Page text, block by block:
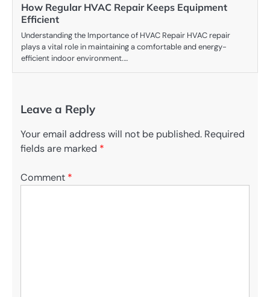
How Regular HVAC Repair Keeps Equipment
Efficient
Understanding the Importance of HVAC Repair HVAC repair
plays a vital role in maintaining a comfortable and energy-
efficient indoor environment.…
Leave a Reply
Your email address will not be published. Required
fields are marked *
Comment *